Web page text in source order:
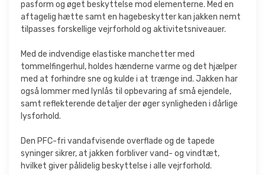
pasform og øget beskyttelse mod elementerne. Med en
aftagelig hætte samt en hagebeskytter kan jakken nemt
tilpasses forskellige vejrforhold og aktivitetsniveauer.
Med de indvendige elastiske manchetter med
tommelfingerhul, holdes hænderne varme og det hjælper
med at forhindre sne og kulde i at trænge ind. Jakken har
også lommer med lynlås til opbevaring af små ejendele,
samt reflekterende detaljer der øger synligheden i dårlige
lysforhold.
Den PFC-fri vandafvisende overflade og de tapede
syninger sikrer, at jakken forbliver vand- og vindtæt,
hvilket giver pålidelig beskyttelse i alle vejrforhold.